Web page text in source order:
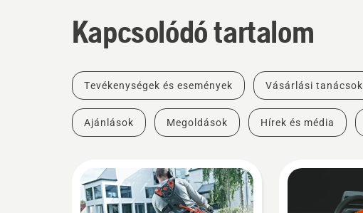
Kapcsolódó tartalom
Tevékenységek és események Vásárlási tanácsok
Ajánlások Megoldások Hírek és média